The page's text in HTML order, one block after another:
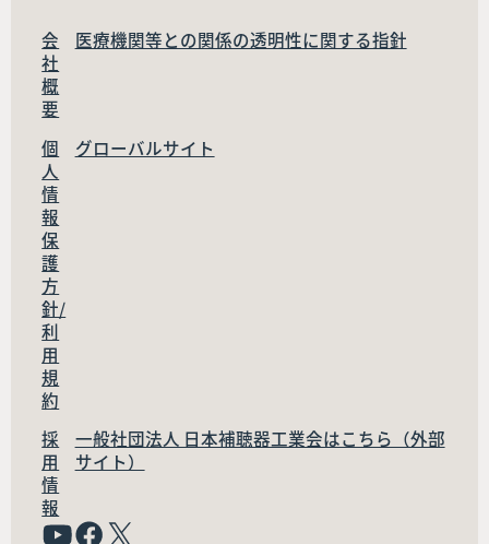
会
社
概
要
医療機関等との関係の透明性に関する指針
個
人
情
報
保
護
方
針/
利
用
規
約
グローバルサイト
採
用
情
報
一般社団法人 日本補聴器工業会はこちら（外部
サイト）